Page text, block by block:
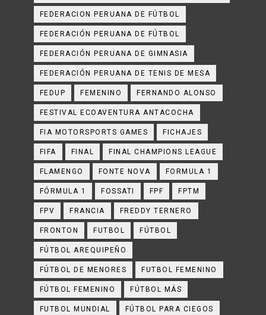
FEDERACION PERUANA DE FÚTBOL
FEDERACIÓN PERUANA DE FÚTBOL
FEDERACIÓN PERUANA DE GIMNASIA
FEDERACIÓN PERUANA DE TENIS DE MESA
FEDUP FEMENINO FERNANDO ALONSO
FESTIVAL ECOAVENTURA ANTACOCHA
FIA MOTORSPORTS GAMES FICHAJES
FIFA FINAL FINAL CHAMPIONS LEAGUE
FLAMENGO FONTE NOVA FORMULA 1
FÓRMULA 1 FOSSATI FPF FPTM
FPV FRANCIA FREDDY TERNERO
FRONTON FUTBOL FÚTBOL
FÚTBOL AREQUIPEÑO
FÚTBOL DE MENORES FUTBOL FEMENINO
FÚTBOL FEMENINO FÚTBOL MÁS
FUTBOL MUNDIAL FÚTBOL PARA CIEGOS